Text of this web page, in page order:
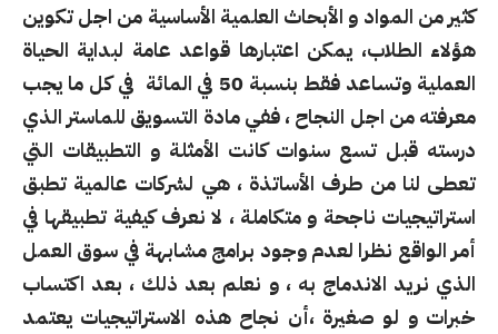
كثير من المواد و الأبحاث العلمية الأساسية من اجل تكوين
هؤلاء الطلاب، يمكن اعتبارها قواعد عامة لبداية الحياة
العملية وتساعد فقط بنسبة 50 في المائة في كل ما يجب
معرفته من اجل النجاح ، ففي مادة التسويق للماستر الذي
درسته قبل تسع سنوات كانت الأمثلة و التطبيقات التي
تعطى لنا من طرف الأساتذة ، هي لشركات عالمية تطبق
استراتيجيات ناجحة و متكاملة ، لا نعرف كيفية تطبيقها في
أمر الواقع نظرا لعدم وجود برامج مشابهة في سوق العمل
الذي نريد الاندماج به ، و نعلم بعد ذلك ، بعد اكتساب
خبرات و لو صغيرة ،أن نجاح هذه الاستراتيجيات يعتمد